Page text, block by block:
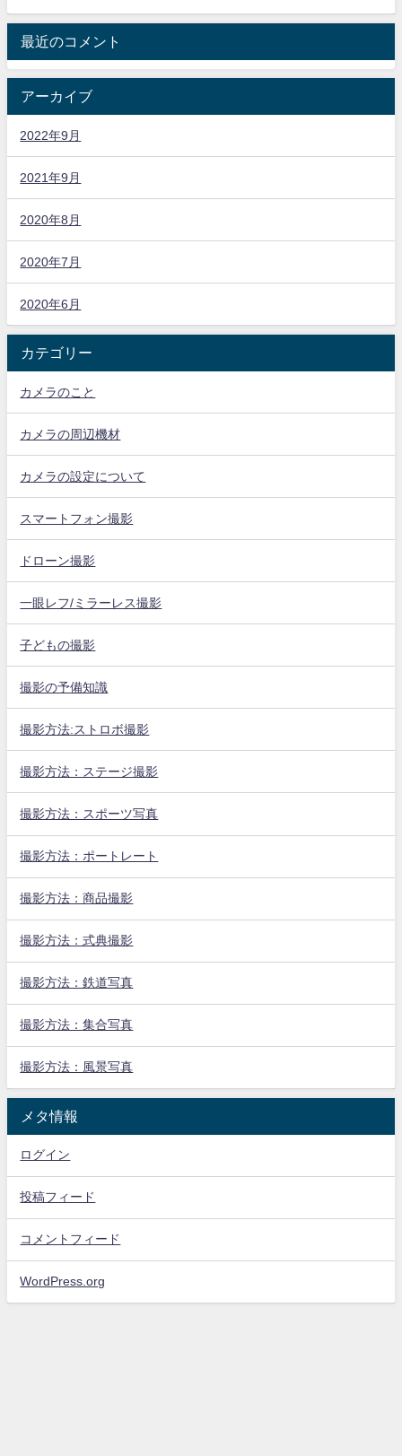
最近のコメント
アーカイブ
2022年9月
2021年9月
2020年8月
2020年7月
2020年6月
カテゴリー
カメラのこと
カメラの周辺機材
カメラの設定について
スマートフォン撮影
ドローン撮影
一眼レフ/ミラーレス撮影
子どもの撮影
撮影の予備知識
撮影方法:ストロボ撮影
撮影方法：ステージ撮影
撮影方法：スポーツ写真
撮影方法：ポートレート
撮影方法：商品撮影
撮影方法：式典撮影
撮影方法：鉄道写真
撮影方法：集合写真
撮影方法：風景写真
メタ情報
ログイン
投稿フィード
コメントフィード
WordPress.org